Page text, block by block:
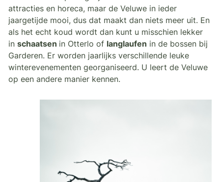
attracties en horeca, maar de Veluwe in ieder
jaargetijde mooi, dus dat maakt dan niets meer uit. En
als het echt koud wordt dan kunt u misschien lekker
inschaatsen in Otterlo of langlaufen in de bossen bij
Garderen. Er worden jaarlijks verschillende leuke
winterevenementen georganiseerd. U leert de Veluwe
op een andere manier kennen.